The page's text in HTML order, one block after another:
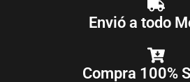
Envió a todo
Compra 100%